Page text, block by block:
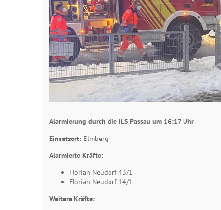
Alarmierung durch die ILS Passau um 16:17 Uhr
Einsatzort: Elmberg
Alarmierte Kräfte:
Florian Neudorf 43/1
Florian Neudorf 14/1
Weitere Kräfte: